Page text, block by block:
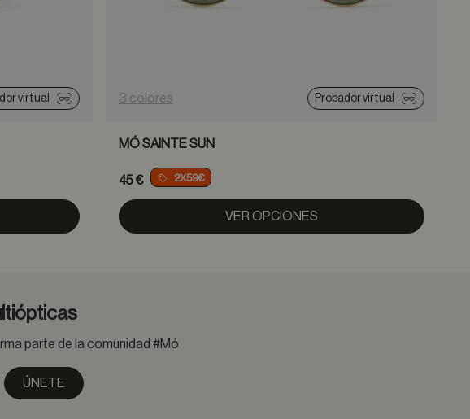
virtual 3 colores Probador virtual
MÓ SAINTE SUN
45 € 2X59€
VER OPCIONES
parte de la comunidad #Mó
ÚNETE